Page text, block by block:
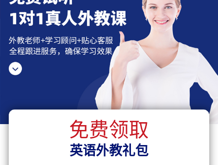
免费领取
英语外教礼包